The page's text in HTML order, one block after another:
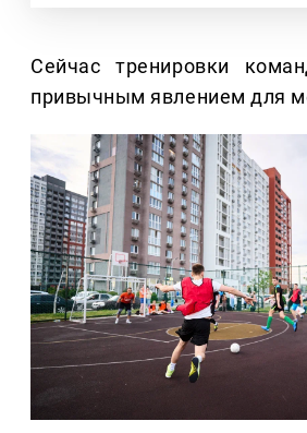
Сейчас тренировки
привычным явлением для